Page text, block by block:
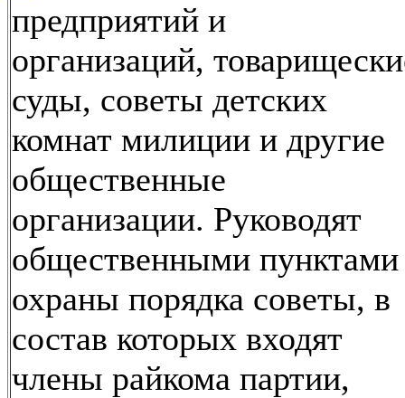
предприятий и
организаций,
суды, советы детских
комнат милиции и другие
общественные
организации. Руководят
общественными пунктами
охраны порядка советы, в
состав которых входят
члены райкома партии,